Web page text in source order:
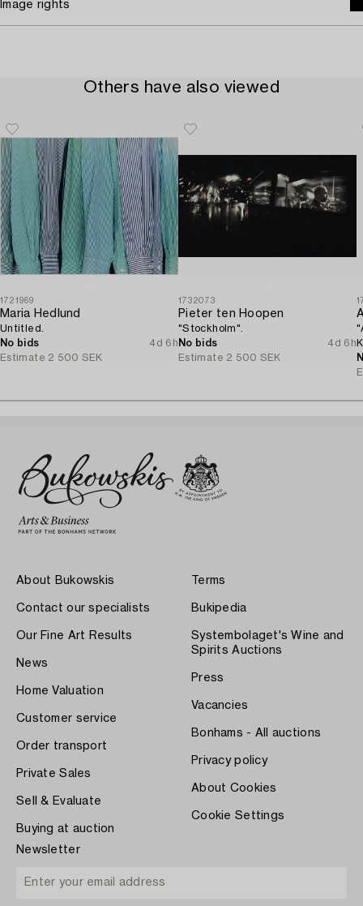
Image rights
Others have also viewed
1721969
Maria Hedlund
Untitled.
No bids
4d 6h
Estimate 2 500 SEK
1732073
Pieter ten Hoopen
"Stockholm".
No bids
4d 6h
Estimate 2 500 SEK
About Bukowskis
Contact our specialists
Our Fine Art Results
News
Home Valuation
Customer service
Order transport
Private Sales
Sell & Evaluate
Buying at auction
Terms
Bukipedia
Systembolaget's Wine and
Spirits Auctions
Press
Vacancies
Bonhams - All auctions
Privacy policy
About Cookies
Cookie Settings
Newsletter